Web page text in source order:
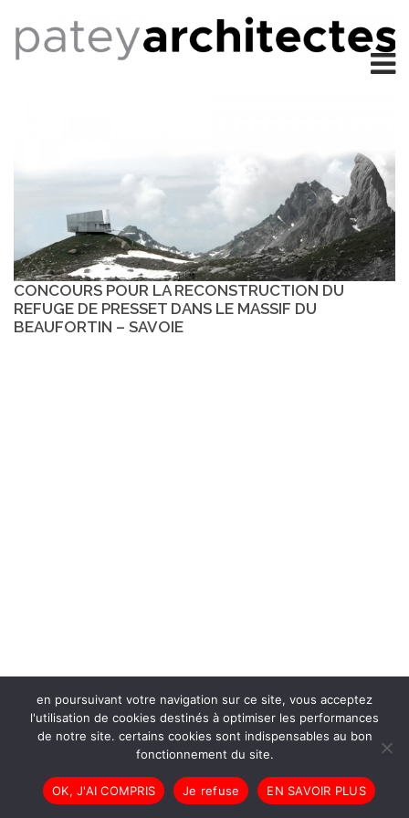
CONCOURS POUR LA RECONSTRUCTION DU
REFUGE DE PRESSET DANS LE MASSIF DU
BEAUFORTIN – SAVOIE
en poursuivant votre navigation sur ce site, vous acceptez
l'utilisation de cookies destinés à optimiser les performances
de notre site. certains cookies sont indispensables au bon
fonctionnement du site.
OK, J'AI COMPRIS Je refuse EN SAVOIR PLUS